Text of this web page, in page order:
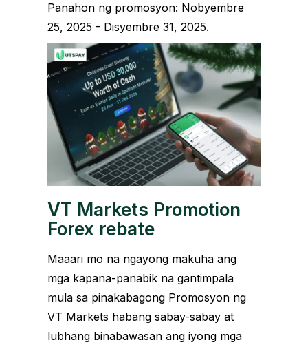
Panahon ng promosyon: Nobyembre
25, 2025 - Disyembre 31, 2025.
VT Markets Promotion
Forex rebate
Maaari mo na ngayong makuha ang
mga kapana-panabik na gantimpala
mula sa pinakabagong Promosyon ng
VT Markets habang sabay-sabay at
lubhang binabawasan ang iyong mga